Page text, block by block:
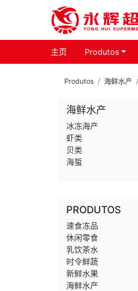
主页 Produtos
Produtos 海鲜水产
海鲜水产
冰冻海产
虾类
贝类
海蜇
PRODUTOS
速食冻品
休闲零食
乳饮茶水
时令鲜蔬
新鲜水果
海鲜水产